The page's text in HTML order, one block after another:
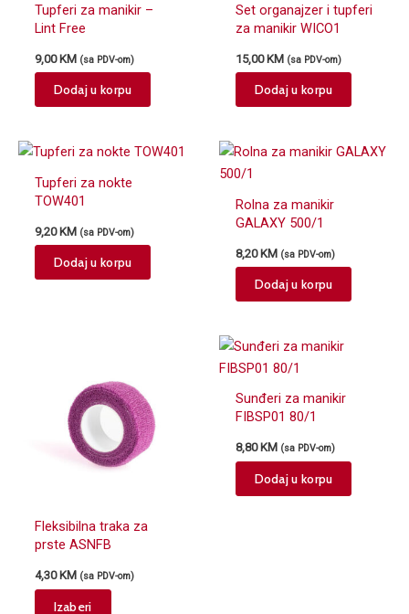
Tupferi za manikir –
Lint Free
9,00 KM (sa PDV-om)
Dodaj u korpu
Set organajzer i tupferi
za manikir WICO1
15,00 KM (sa PDV-om)
Dodaj u korpu
Tupferi za nokte
TOW401
9,20KM (sa PDV-om)
Dodaj u korpu
Rolna za manikir
GALAXY 500/1
8,20KM (sa PDV-om)
Dodaj u korpu
Fleksibilna traka za
prste ASNFB
4,30 KM (sa PDV-om)
Izaberi
Sunđeri za manikir
FIBSP01 80/1
8,80 KM (sa PDV-om)
Dodaj u korpu